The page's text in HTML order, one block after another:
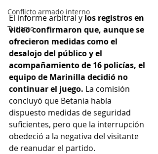
Conflicto armado interno
Turismo
El informe arbitral y los registros en
video confirmaron que, aunque se
ofrecieron medidas como el
desalojo del público y el
acompañamiento de 16 policías, el
equipo de Marinilla decidió no
continuar el juego. La comisión
concluyó que Betania había
dispuesto medidas de seguridad
suficientes, pero que la interrupción
obedeció a la negativa del visitante
de reanudar el partido.